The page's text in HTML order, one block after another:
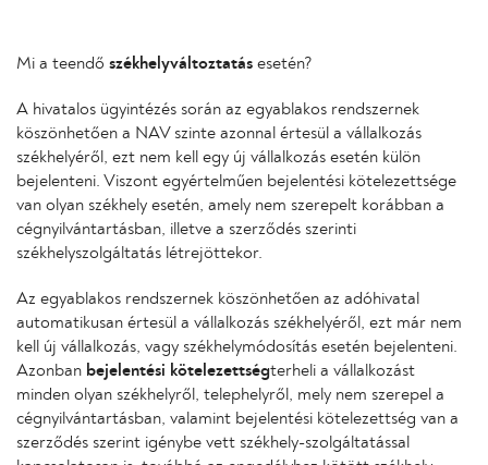
Mi a teendő székhelyváltoztatás esetén?
A hivatalos ügyintézés során az egyablakos rendszernek
köszönhetően a NAV szinte azonnal értesül a vállalkozás
székhelyéről, ezt nem kell egy új vállalkozás esetén külön
bejelenteni. Viszont egyértelműen bejelentési kötelezettsége
van olyan székhely esetén, amely nem szerepelt korábban a
cégnyilvántartásban, illetve a szerződés szerinti
székhelyszolgáltatás létrejöttekor.
Az egyablakos rendszernek köszönhetően az adóhivatal
automatikusan értesül a vállalkozás székhelyéről, ezt már nem
kell új vállalkozás, vagy székhelymódosítás esetén bejelenteni.
Azonban bejelentési kötelezettségterheli a vállalkozást
minden olyan székhelyről, telephelyről, mely nem szerepel a
cégnyilvántartásban, valamint bejelentési kötelezettség van a
szerződés szerint igénybe vett székhely-szolgáltatással